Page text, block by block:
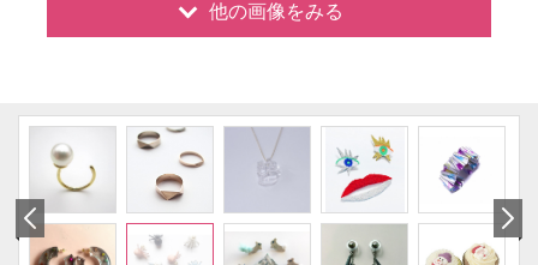
他の画像をみる